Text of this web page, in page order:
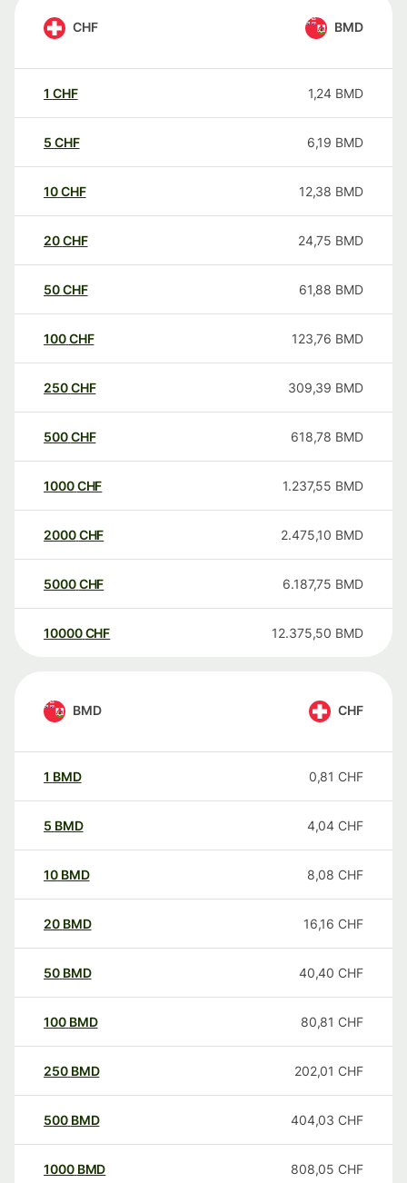
CHF BMD
1 CHF 1,24 BMD
5 CHF 6,19 BMD
10CHF 12,38 BMD
20CHF 24,75 BMD
50CHF 61,88 BMD
100CHF 123,76 BMD
250CHF 309,39 BMD
500CHF 618,78 BMD
1000CHF 1.237,55 BMD
2000CHF 2.475,10 BMD
5000CHF 6.187,75 BMD
10000 CHF 12.375,50 BMD
BMD CHF
1 BMD 0,81 CHF
5 BMD 4,04 CHF
10 BMD 8,08 CHF
20 BMD 16,16 CHF
50 BMD 40,40 CHF
100 BMD 80,81 CHF
250 BMD 202,01 CHF
500 BMD 404,03 CHF
1000 BMD 808,05 CHF